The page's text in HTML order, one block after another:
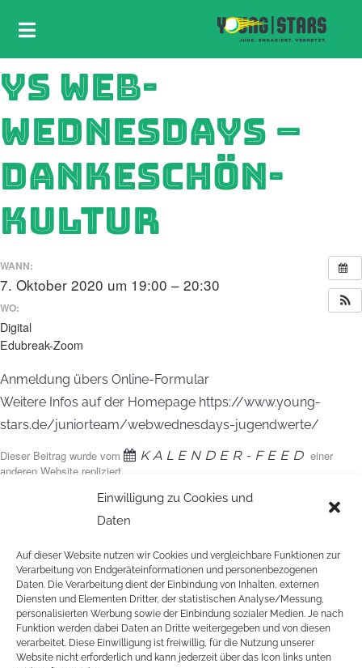
Einwilligung zu Cookies und
Daten
Auf dieser Website nutzen wir Cookies und vergleichbare Funktionen zur
Verarbeitung von Endgeräteinformationen und personenbezogenen
Daten. Die Verarbeitung dient der Einbindung von Inhalten, externen
Diensten und Elementen Dritter, der statistischen Analyse/Messung,
personalisierten Werbung sowie der Einbindung sozialer Medien. Je nach
Funktion werden dabei Daten an Dritte weitergegeben und von diesen
verarbeitet. Diese Einwilligung ist freiwillig, für die Nutzung unserer
Website nicht erforderlich und kann jederzeit über das Icon links unten
YS WEB-
WEDNESDAYS –
DANKESCHÖN-
KULTUR
WANN:
7. Oktober 2020 um 19:00 – 20:30
WO:
Digital
Edubreak-Zoom
Anmeldung übers Online-Formular
Weitere Infos auf der Homepage https://www.young-
stars.de/juniorteam/webwednesdays-jugendwerte/
Dieser Beitrag wurde vom KALENDER-FEED einer
anderen Website repliziert.
GEFÖRDERT VON: